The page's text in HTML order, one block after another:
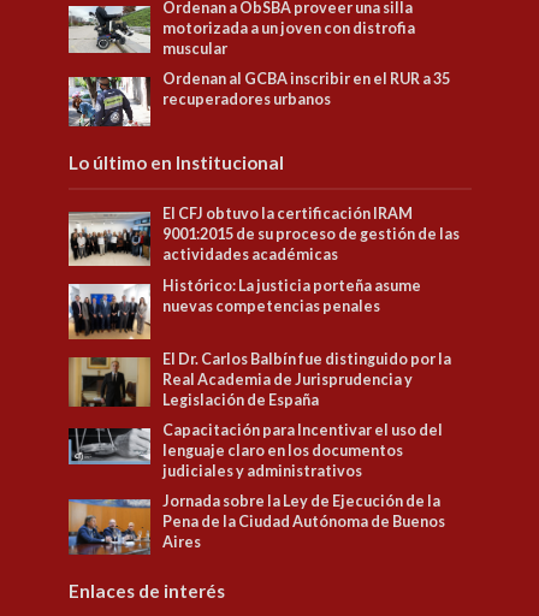
Ordenan a ObSBA proveer una silla
motorizada a un joven con distrofia
muscular
Ordenan al GCBA inscribir en el RUR a 35
recuperadores urbanos
Lo último en Institucional
El CFJ obtuvo la certificación IRAM
9001:2015 de su proceso de gestión de las
actividades académicas
Histórico: La justicia porteña asume
nuevas competencias penales
El Dr. Carlos Balbín fue distinguido por la
Real Academia de Jurisprudencia y
Legislación de España
Capacitación para Incentivar el uso del
lenguaje claro en los documentos
judiciales y administrativos
Jornada sobre la Ley de Ejecución de la
Pena de la Ciudad Autónoma de Buenos
Aires
Enlaces de interés